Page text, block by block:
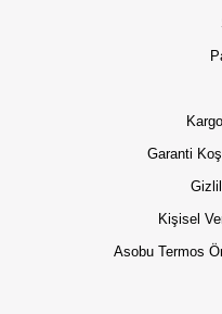
Garanti
Kişisel
Asobu Termos